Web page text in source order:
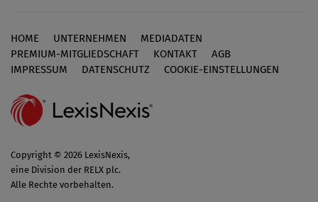
Footer
HOME UNTERNEHMEN
MEDIADATEN
PREMIUM-MITGLIEDSCHAFT
KONTAKT
AGB
IMPRESSUM
DATENSCHUTZ COOKIE-EINSTELLUNGEN
Copyright © 2026 LexisNexis,
eine Division der RELX plc.
Alle Rechte vorbehalten.